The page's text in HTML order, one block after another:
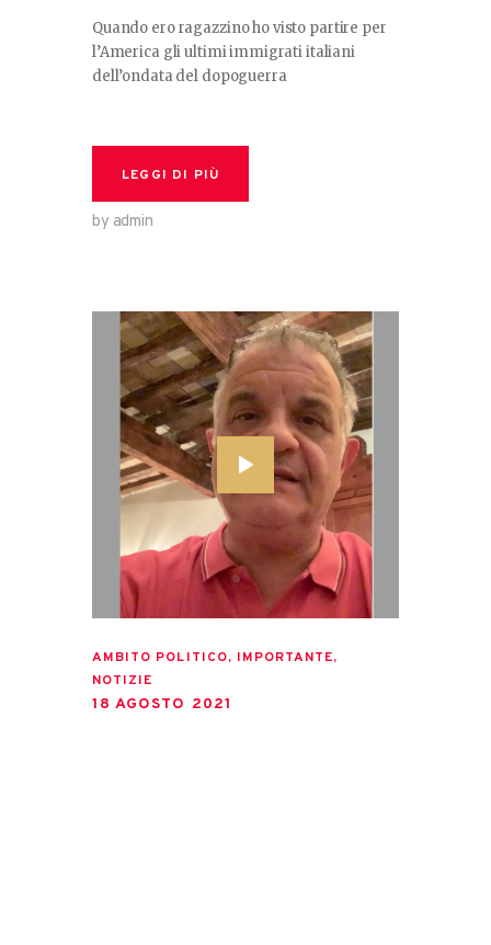
Quando ero ragazzino ho visto partire per
l’America gli ultimi immigrati italiani
dell’ondata del dopoguerra
LEGGI DI PIÙ
by admin
AMBITO POLITICO, IMPORTANTE,
NOTIZIE
18 AGOSTO 2021